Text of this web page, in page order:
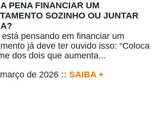
PENA FINANCIAR UM
SOZINHO OU JUNTAR
pensando em financiar um
já deve ter ouvido isso: “Coloca
dos dois que aumenta...
de 2026:: SAIBA +